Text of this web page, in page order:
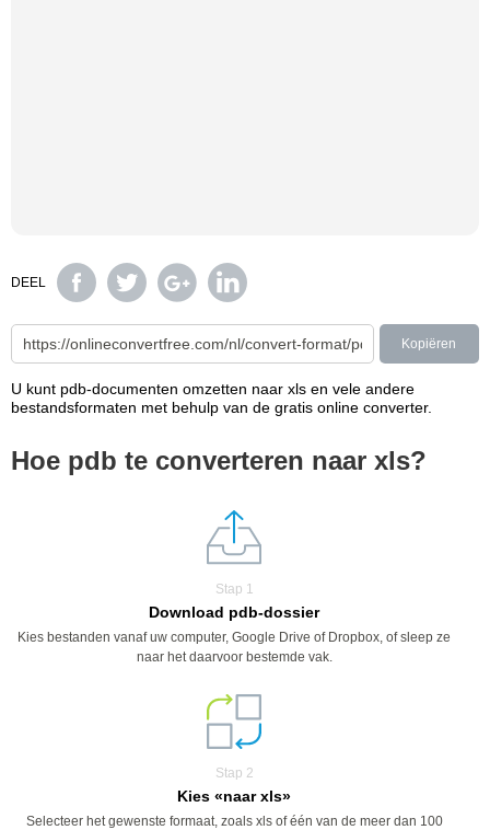
DEEL
Kopiëren
U kunt pdb-documenten omzetten naar xls en vele andere
bestandsformaten met behulp van de gratis online converter.
Hoe pdb te converteren naar xls?
Stap 1
Download pdb-dossier
Kies bestanden vanaf uw computer, Google Drive of Dropbox, of sleep ze
naar het daarvoor bestemde vak.
Stap 2
Kies «naar xls»
Selecteer het gewenste formaat, zoals xls of één van de meer dan 100